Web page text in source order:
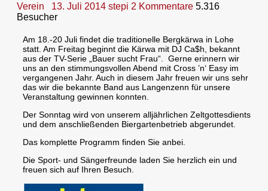
Verein 13. Juli 2014 stepi 2 Kommentare 5.316
Besucher
Am 18.-20 Juli findet die traditionelle Bergkärwa in Lohe
statt. Am Freitag beginnt die Kärwa mit DJ Ca$h, bekannt
aus der TV-Serie „Bauer sucht Frau“.
Gerne erinnern wir
uns an den stimmungsvollen Abend mit Cross ’n‘ Easy im
vergangenen Jahr. Auch in diesem Jahr freuen wir uns sehr
das wir die bekannte Band aus Langenzenn für unsere
Veranstaltung gewinnen konnten.
Der Sonntag wird von unserem alljährlichen Zeltgottesdients
und dem anschließenden Biergartenbetrieb abgerundet.
Das komplette Programm finden Sie anbei.
Die Sport- und Sängerfreunde laden Sie herzlich ein und
freuen sich auf Ihren Besuch.